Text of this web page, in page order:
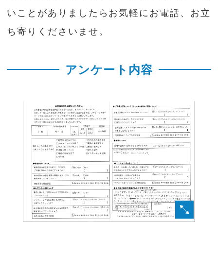
いことがありましたらお気軽にお電話、お立
ち寄りくださいませ。
アンケート内容